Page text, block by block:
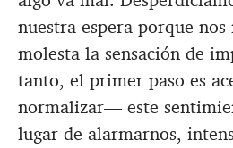
nuestra espera porque
molesta la sensación de
tanto, el primer paso es
normalizar— este
lugar de alarmarnos,